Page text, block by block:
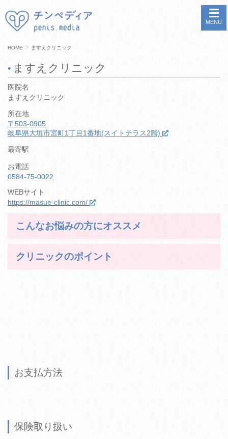
MENU
HOME > ますえクリニック
ますえクリニック
医院名
ますえクリニック
所在地
〒503-0905
岐阜県大垣市宮町1丁目1番地(スイトテラス2階)
最寄駅
お電話
0584-75-0022
WEBサイト
https://masue-clinic.com/
こんなお悩みの方にオススメ
クリニックのポイント
お支払方法
保険取り扱い